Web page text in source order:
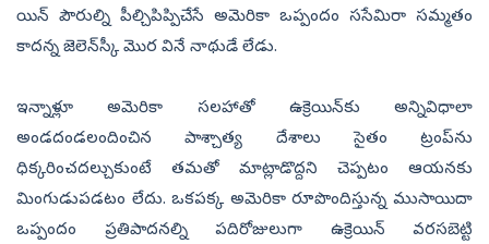
యిన్‌ పౌరుల్ని పీల్చిపిప్పిచేసే అమెరికా ఒప్పందం ససేమిరా సమ్మతం
కాదన్న జెలెన్‌స్కీ మొర వినే నాథుడే లేడు.
ఇన్నాళ్లూ అమెరికా సలహాతో ఉక్రెయిన్‌కు అన్నివిధాలా
అండదండలందించిన పాశ్చాత్య దేశాలు సైతం ట్రంప్‌ను
ధిక్కరించదల్చుకుంటే తమతో మాట్లాడొద్దని చెప్పటం ఆయనకు
మింగుడుపడటం లేదు. ఒకపక్క అమెరికా రూపొందిస్తున్న ముసాయిదా
ఒప్పందం ప్రతిపాదనల్ని పదిరోజులుగా ఉక్రెయిన్‌ వరసబెట్టి